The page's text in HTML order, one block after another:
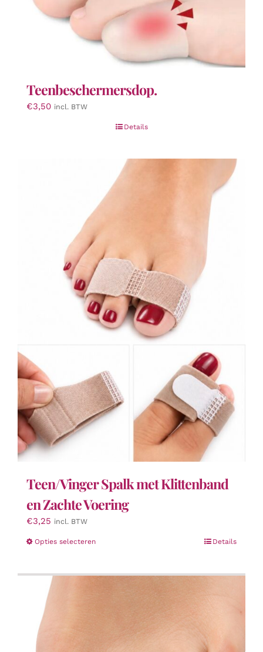
Teenbeschermersdop.
€3,50 incl. BTW
Details
Teen/Vinger Spalk met Klittenband
en Zachte Voering
€3,25 incl. BTW
Opties selecterenDit
meerdere
variaties.
gekozen
Details